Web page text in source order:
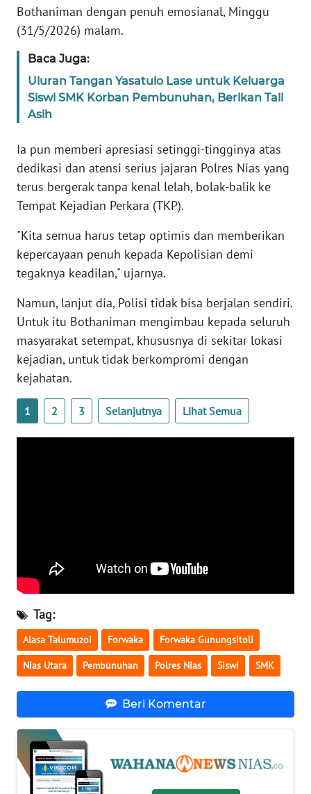
Bothaniman dengan penuh emosianal, Minggu
(31/5/2026) malam.
Baca Juga:
Uluran Tangan Yasatulo Lase untuk Keluarga
Siswi SMK Korban Pembunuhan, Berikan Tali
Asih
Ia pun memberi apresiasi setinggi-tingginya atas
dedikasi dan atensi serius jajaran Polres Nias yang
terus bergerak tanpa kenal lelah, bolak-balik ke
Tempat Kejadian Perkara (TKP).
"Kita semua harus tetap optimis dan memberikan
kepercayaan penuh kepada Kepolisian demi
tegaknya keadilan," ujarnya.
Namun, lanjut dia, Polisi tidak bisa berjalan sendiri.
Untuk itu Bothaniman mengimbau kepada seluruh
masyarakat setempat, khususnya di sekitar lokasi
kejadian, untuk tidak berkompromi dengan
kejahatan.
1 2 3 Selanjutnya Lihat Semua
Tag:
Alasa Talumuzoi Forwaka Forwaka Gunungsitoli
Nias Utara Pembunuhan Polres Nias Siswi SMK
Beri Komentar
WN
SERAMBI
JAMBI
WN
WN
NTB
SULTENG
WN
WN
BABEL
WN
WN
WN
JATENG
WN
NUSANTARA
JATIM
WN